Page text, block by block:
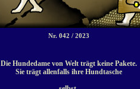
Nr. 042 / 2023
Die Hundedame von Welt trägt keine Pakete.
Sie trägt allenfalls ihre Hundtasche